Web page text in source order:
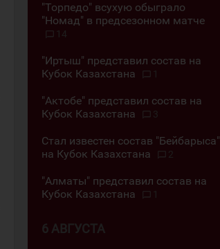
"Торпедо" всухую обыграло
"Номад" в предсезонном матче
14
"Иртыш" представил состав на
Кубок Казахстана
1
"Актобе" представил состав на
Кубок Казахстана
3
Стал известен состав "Бейбарыса"
на Кубок Казахстана
2
"Алматы" представил состав на
Кубок Казахстана
1
6 АВГУСТА